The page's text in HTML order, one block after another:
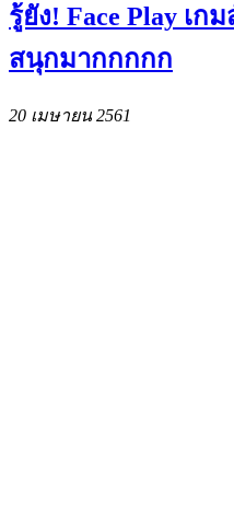
รู้ยัง! Face Play เ
สนุกมากกกกก
20 เมษายน 2561